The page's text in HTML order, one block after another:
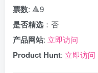
票数: 🔺9
是否精选 ：否
产品网站: 立即访问
Product Hunt: 立即访问